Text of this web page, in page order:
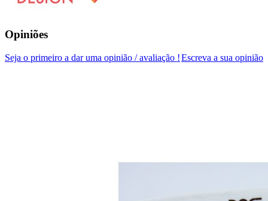
Opiniões
Escreva a sua opinião
Seja o primeiro a dar uma opinião / avaliação !